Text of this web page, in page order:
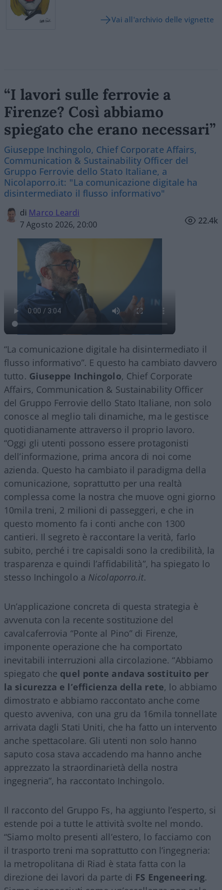
Vai all'archivio delle vignette
“I lavori sulle ferrovie a
Firenze? Così abbiamo
spiegato che erano necessari”
Giuseppe Inchingolo, Chief Corporate Affairs,
Communication & Sustainability Officer del
Gruppo Ferrovie dello Stato Italiane, a
Nicolaporro.it: "La comunicazione digitale ha
disintermediato il flusso informativo"
di Marco Leardi
7 Agosto 2026, 20:00
22.4k
“La comunicazione digitale ha disintermediato il
flusso informativo”. E questo ha cambiato davvero
tutto. Giuseppe Inchingolo, Chief Corporate
Affairs, Communication & Sustainability Officer
del Gruppo Ferrovie dello Stato Italiane, non solo
conosce al meglio tali dinamiche, ma le gestisce
quotidianamente attraverso il proprio lavoro.
“Oggi gli utenti possono essere protagonisti
dell’informazione, prima ancora di noi come
azienda. Questo ha cambiato il paradigma della
comunicazione, soprattutto per una realtà
complessa come la nostra che muove ogni giorno
10mila treni, 2 milioni di passeggeri, e che in
questo momento fa i conti anche con 1300
cantieri. Il segreto è raccontare la verità, farlo
subito, perché i tre capisaldi sono la credibilità, la
trasparenza e quindi l’affidabilità”, ha spiegato lo
stesso Inchingolo a Nicolaporro.it.
Un’applicazione concreta di questa strategia è
avvenuta con la recente sostituzione del
cavalcaferrovia “Ponte al Pino” di Firenze,
imponente operazione che ha comportato
inevitabili interruzioni alla circolazione. “Abbiamo
spiegato che quel ponte andava sostituito per
la sicurezza e l’efficienza della rete, lo abbiamo
dimostrato e abbiamo raccontato anche come
questo avveniva, con una gru da 16mila tonnellate
arrivata dagli Stati Uniti, che ha fatto un intervento
anche spettacolare. Gli utenti non solo hanno
saputo cosa stava accadendo ma hanno anche
apprezzato la straordinarietà della nostra
ingegneria”, ha raccontato Inchingolo.
Il racconto del Gruppo Fs, ha aggiunto l’esperto, si
estende poi a tutte le attività svolte nel mondo.
“Siamo molto presenti all’estero, lo facciamo con
il trasporto treni ma soprattutto con l’ingegneria:
la metropolitana di Riad è stata fatta con la
direzione dei lavori da parte di FS Engeneering.